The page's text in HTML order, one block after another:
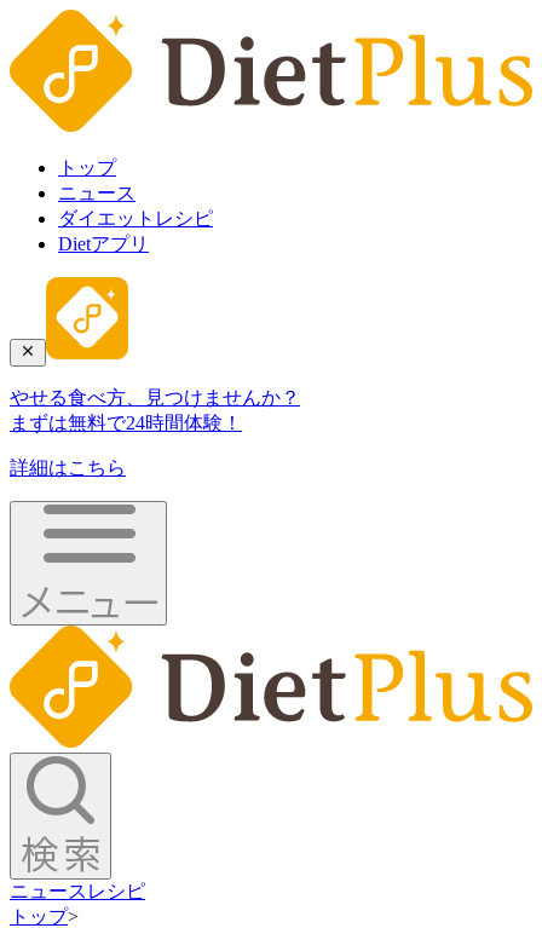
トップ
ニュース
ダイエットレシピ
Dietアプリ
やせる食べ方、見つけませんか？
まずは無料で24時間体験！
詳細はこちら
ニュース レシピ
トップ>